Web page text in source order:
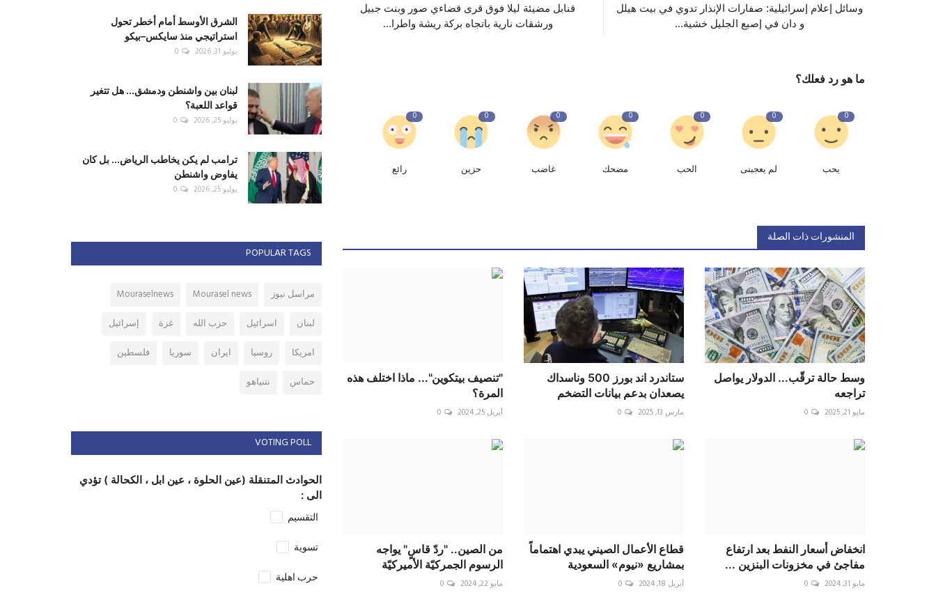
قنابل مضيئة ليلا فوق قرى قضاءي صور وبنت جبيل
ورشقات نارية باتجاه بركة ريشة واطرا...
وسائل إعلام إسرائيلية: صفارات الإنذار تدوي في بيت هيلل
و دان في إصبع الجليل خشية...
ما هو رد فعلك؟
0
يحب
0
لم يعجبنى
0
الحب
0
مضحك
0
غاضب
0
حزين
0
رائع
المنشورات ذات الصلة
وسط حالة ترقّب... الدولار يواصل
تراجعه
مايو 21, 2025 0
ستاندرد اند بورز 500 وناسداك
يصعدان بدعم بيانات التضخم
مارس 13, 2025 0
"تنصيف بيتكوين"... ماذا اختلف هذه
المرة؟
أبريل 25, 2024 0
انخفاض أسعار النفط بعد ارتفاع
مفاجئ في مخزونات البنزين ...
مايو 31, 2024 0
قطاع الأعمال الصيني يبدي اهتماماً
بمشاريع «نيوم» السعودية
أبريل 18, 2024 0
من الصين.. "ردّ قاسٍ" يواجه
الرسوم الجمركيّة الأميركيّة
مايو 22, 2024 0
الشرق الأوسط أمام أخطر تحول
استراتيجي منذ سايكس–بيكو
يوليو 31, 2026 0
لبنان بين واشنطن ودمشق... هل تتغير
قواعد اللعبة؟
يوليو 25, 2026 0
ترامب لم يكن يخاطب الرياض... بل كان
يفاوض واشنطن
يوليو 25, 2026 0
POPULAR TAGS
مراسل نيوز Mourasel news
Mouraselnews
لبنان
اسرائيل حزب الله غزة
إسرائيل
امريكا
روسيا ايران سوريا
فلسطين
حماس
نتنياهو
VOTING POLL
الحوادث المتنقلة (عين الحلوة ، عين ابل ، الكحالة ) تؤدي
الى :
التقسيم
تسوية
حرب اهلية